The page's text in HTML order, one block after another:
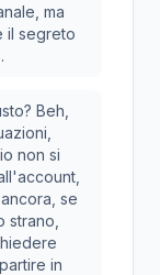
ma
il segreto
Beh,
non si
se
strano,
in